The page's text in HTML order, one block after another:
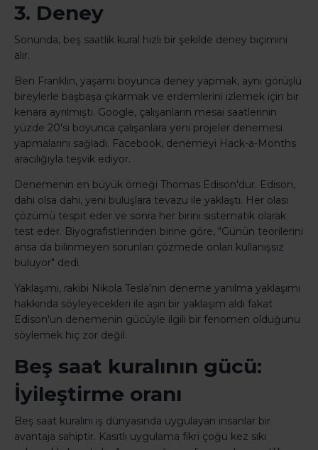
3. Deney
Sonunda, beş saatlik kural hızlı bir şekilde deney biçimini
alır.
Ben Franklin, yaşamı boyunca deney yapmak, aynı görüşlü
bireylerle başbaşa çıkarmak ve erdemlerini izlemek için bir
kenara ayrılmıştı. Google, çalışanların mesai saatlerinin
yüzde 20'si boyunca çalışanlara yeni projeler denemesi
yapmalarını sağladı. Facebook, denemeyi Hack-a-Months
aracılığıyla teşvik ediyor.
Denemenin en büyük örneği Thomas Edison'dur. Edison,
dahi olsa dahi, yeni buluşlara tevazu ile yaklaştı. Her olası
çözümü tespit eder ve sonra her birini sistematik olarak
test eder. Biyografistlerinden birine göre, "Günün teorilerini
ansa da bilinmeyen sorunları çözmede onları kullanışsız
buluyor" dedi.
Yaklaşımı, rakibi Nikola Tesla'nın deneme yanılma yaklaşımı
hakkında söyleyecekleri ile aşırı bir yaklaşım aldı fakat
Edison'un denemenin gücüyle ilgili bir fenomen olduğunu
söylemek hiç zor değil.
Beş saat kuralının gücü:
İyileştirme oranı
Beş saat kuralını iş dünyasında uygulayan insanlar bir
avantaja sahiptir. Kasıtlı uygulama fikri çoğu kez sıkı